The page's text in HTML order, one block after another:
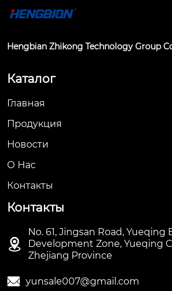
Hengbian Zhikong Technology Group
Каталог
Главная
Продукция
Новости
О Hас
Контакты
Контакты

No. 61, Jingsan Road, Yueqing
Development Zone, Yueqing
Zhejiang Province
 yunsale007@gmail.com